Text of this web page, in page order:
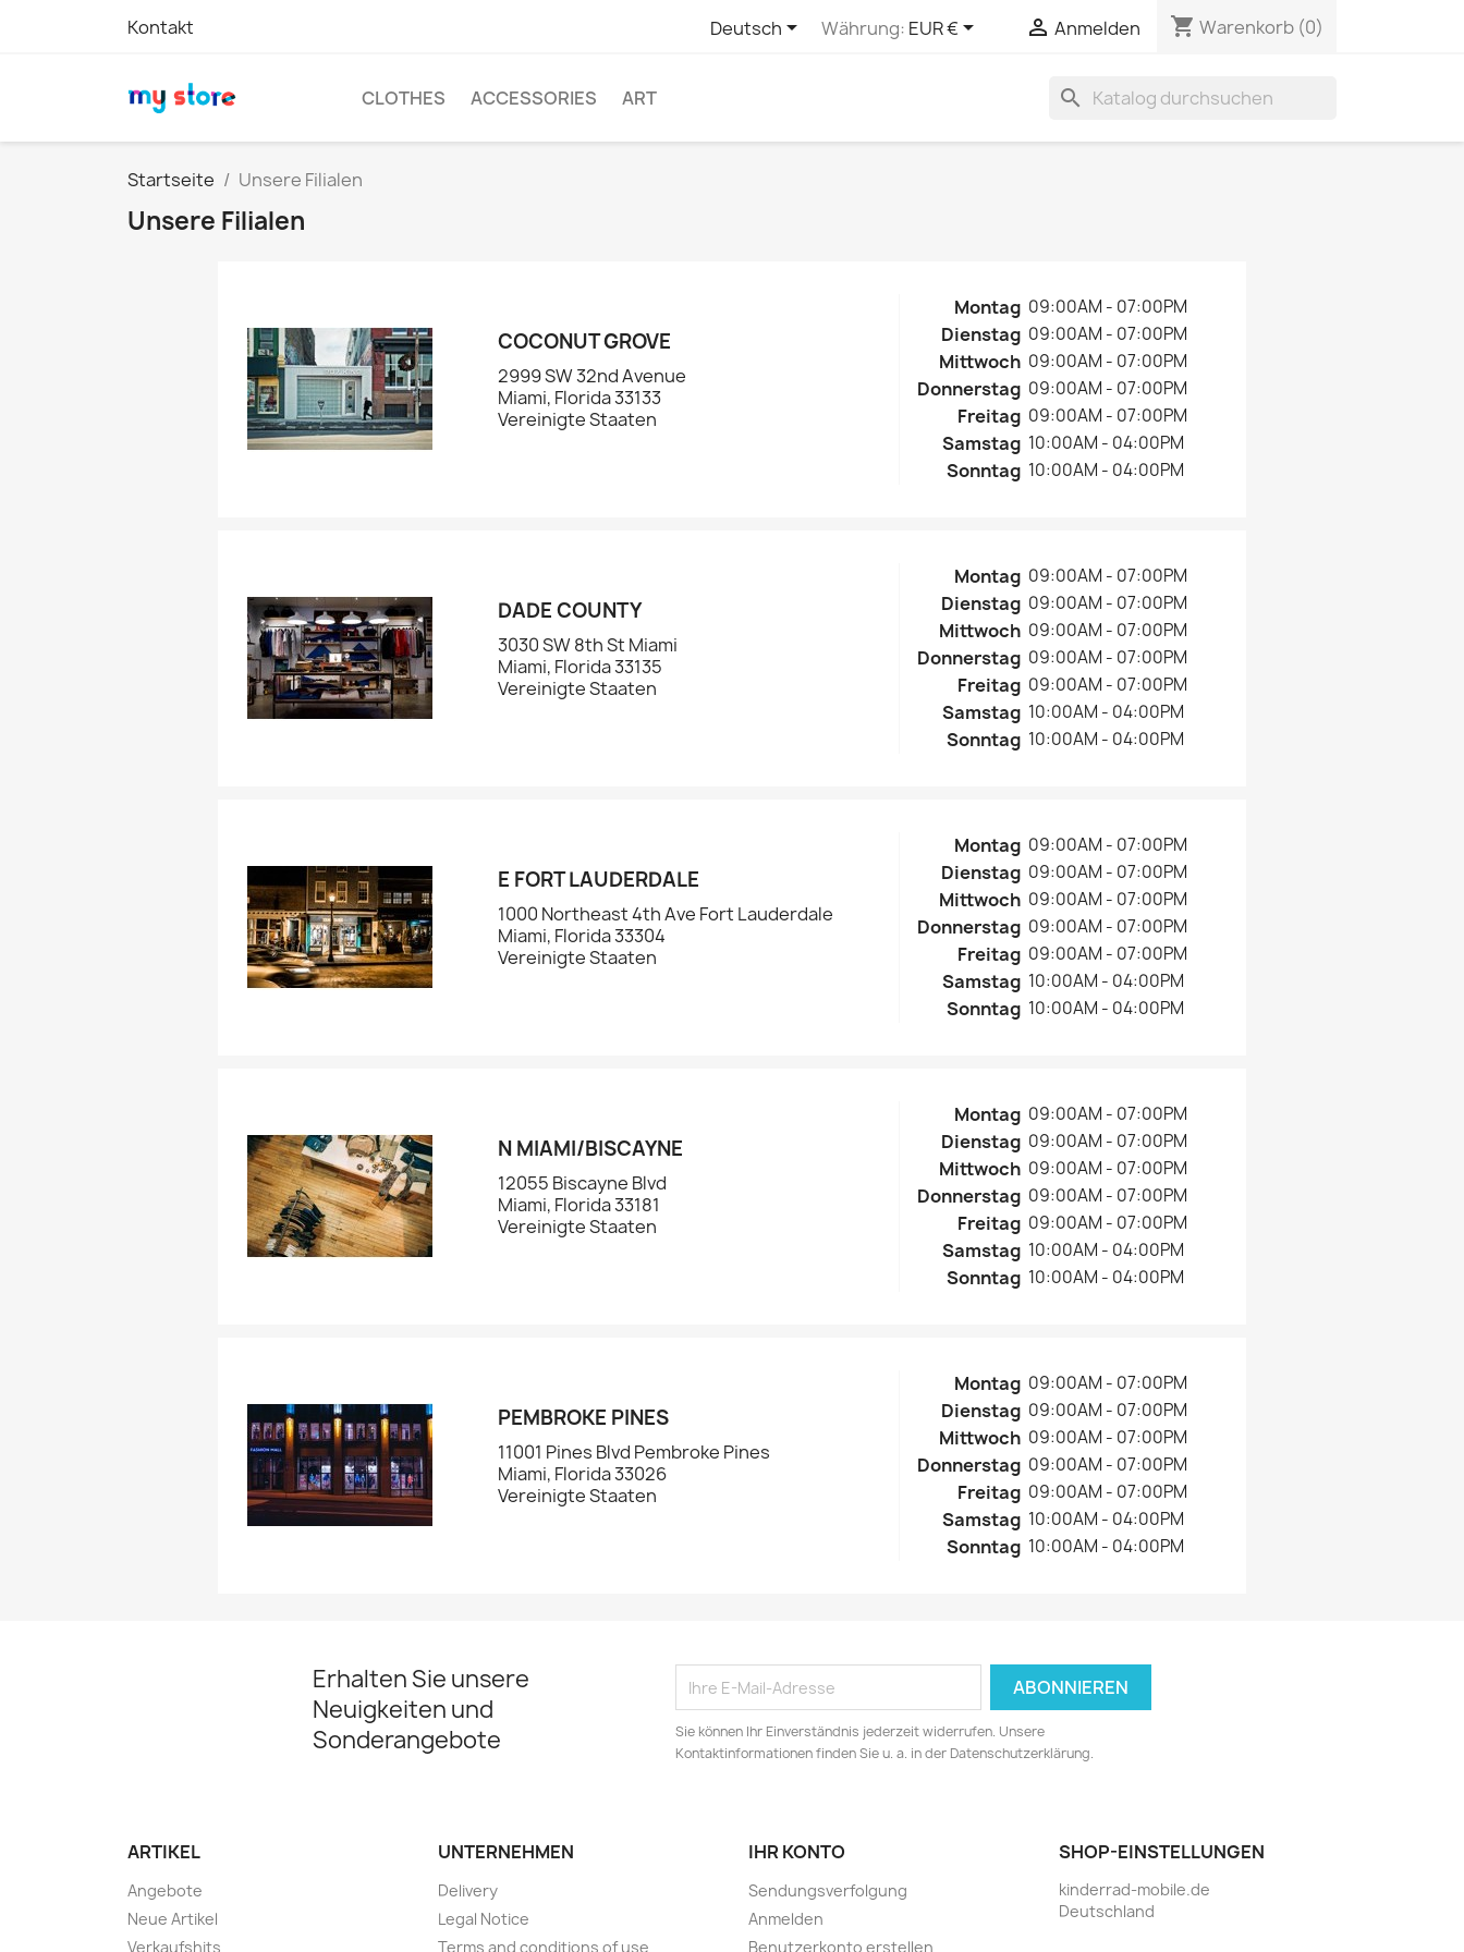
Kontakt Deutsch Währung: EUR €  Anmelden shopping_cart Warenkorb (0)
CLOTHES ACCESSORIES ART search
Startseite Unsere Filialen
Unsere Filialen
COCONUT GROVE
2999 SW 32nd Avenue
Miami, Florida 33133
Vereinigte Staaten
Montag 09:00AM - 07:00PM
Dienstag 09:00AM - 07:00PM
Mittwoch 09:00AM - 07:00PM
Donnerstag 09:00AM - 07:00PM
Freitag 09:00AM - 07:00PM
Samstag 10:00AM - 04:00PM
Sonntag 10:00AM - 04:00PM
DADE COUNTY
3030 SW 8th St Miami
Miami, Florida 33135
Vereinigte Staaten
Montag 09:00AM - 07:00PM
Dienstag 09:00AM - 07:00PM
Mittwoch 09:00AM - 07:00PM
Donnerstag 09:00AM - 07:00PM
Freitag 09:00AM - 07:00PM
Samstag 10:00AM - 04:00PM
Sonntag 10:00AM - 04:00PM
E FORT LAUDERDALE
1000 Northeast 4th Ave Fort Lauderdale
Miami, Florida 33304
Vereinigte Staaten
Montag 09:00AM - 07:00PM
Dienstag 09:00AM - 07:00PM
Mittwoch 09:00AM - 07:00PM
Donnerstag 09:00AM - 07:00PM
Freitag 09:00AM - 07:00PM
Samstag 10:00AM - 04:00PM
Sonntag 10:00AM - 04:00PM
N MIAMI/BISCAYNE
12055 Biscayne Blvd
Miami, Florida 33181
Vereinigte Staaten
Montag 09:00AM - 07:00PM
Dienstag 09:00AM - 07:00PM
Mittwoch 09:00AM - 07:00PM
Donnerstag 09:00AM - 07:00PM
Freitag 09:00AM - 07:00PM
Samstag 10:00AM - 04:00PM
Sonntag 10:00AM - 04:00PM
PEMBROKE PINES
11001 Pines Blvd Pembroke Pines
Miami, Florida 33026
Vereinigte Staaten
Montag 09:00AM - 07:00PM
Dienstag 09:00AM - 07:00PM
Mittwoch 09:00AM - 07:00PM
Donnerstag 09:00AM - 07:00PM
Freitag 09:00AM - 07:00PM
Samstag 10:00AM - 04:00PM
Sonntag 10:00AM - 04:00PM
Erhalten Sie unsere
Neuigkeiten und
Sonderangebote
Sie können Ihr Einverständnis jederzeit widerrufen. Unsere
Kontaktinformationen finden Sie u. a. in der Datenschutzerklärung.
ARTIKEL
Angebote
Neue Artikel
Verkaufshits
UNTERNEHMEN
Delivery
Legal Notice
Terms and conditions of use
IHR KONTO
Sendungsverfolgung
Anmelden
Benutzerkonto erstellen
SHOP-EINSTELLUNGEN
kinderrad-mobile.de
Deutschland